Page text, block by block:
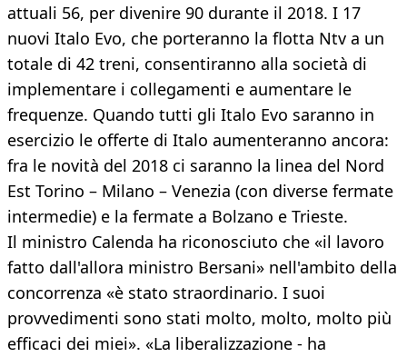
attuali 56, per divenire 90 durante il 2018. I 17
nuovi Italo Evo, che porteranno la flotta Ntv a un
totale di 42 treni, consentiranno alla società di
implementare i collegamenti e aumentare le
frequenze. Quando tutti gli Italo Evo saranno in
esercizio le offerte di Italo aumenteranno ancora:
fra le novità del 2018 ci saranno la linea del Nord
Est Torino – Milano – Venezia (con diverse fermate
intermedie) e la fermate a Bolzano e Trieste.
Il ministro Calenda ha riconosciuto che «il lavoro
fatto dall'allora ministro Bersani» nell'ambito della
concorrenza «è stato straordinario. I suoi
provvedimenti sono stati molto, molto, molto più
efficaci dei miei». «La liberalizzazione - ha